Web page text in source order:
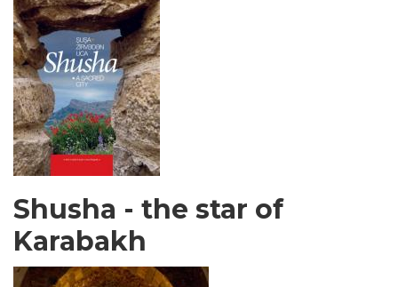
Shusha - the star of
Karabakh